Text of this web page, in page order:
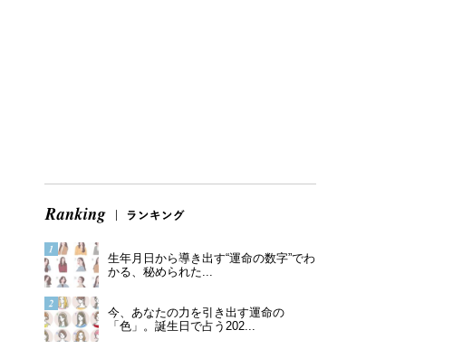
生年月日から導き出す“運命の数字”でわ
かる、秘められた...
今、あなたの力を引き出す運命の
「色」。誕生日で占う202...